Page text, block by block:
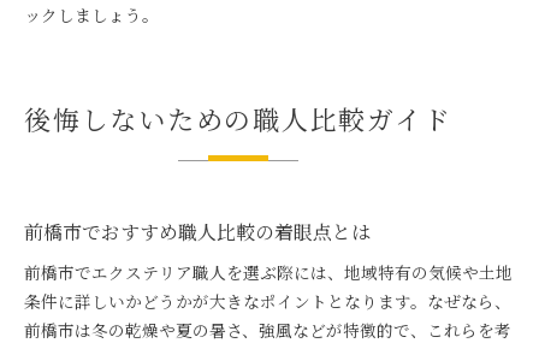
ックしましょう。
後悔しないための職人比較ガイド
前橋市でおすすめ職人比較の着眼点とは
前橋市でエクステリア職人を選ぶ際には、地域特有の気候や土地
条件に詳しいかどうかが大きなポイントとなります。なぜなら、
前橋市は冬の乾燥や夏の暑さ、強風などが特徴的で、これらを考